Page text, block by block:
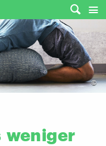
©
weniger